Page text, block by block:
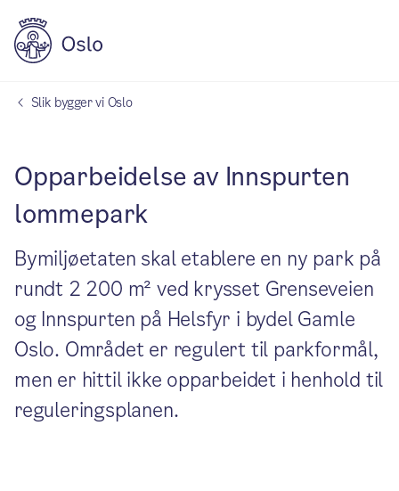
Slik bygger vi Oslo
Opparbeidelse av Innspurten
lommepark
Bymiljøetaten skal etablere en ny park på
rundt 2 200 m² ved krysset Grenseveien
og Innspurten på Helsfyr i bydel Gamle
Oslo. Området er regulert til parkformål,
men er hittil ikke opparbeidet i henhold til
reguleringsplanen.